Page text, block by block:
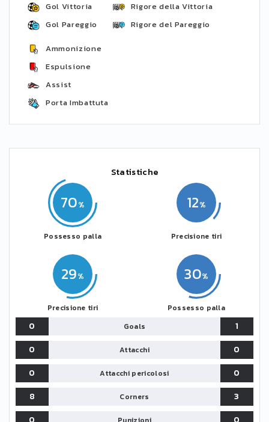
Gol Vittoria
Gol Pareggio
Rigore della Vittoria
Rigore del Pareggio
Ammonizione
Espulsione
Assist
Porta Imbattuta
Statistiche
70
Possesso palla
29
Precisione tiri
30
Possesso palla
12
Precisione tiri
0 Goals
1
0
Attacchi
0
0
Attacchi pericolosi
0
8
Corners
3